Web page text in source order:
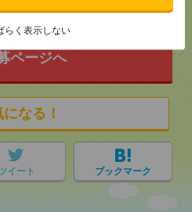
らく表示しない
ページへ
になる！
イート ブックマーク